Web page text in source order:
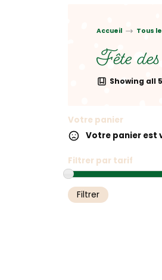
Accueil Tous
Fête
Showing all
Votre panier
Votre panier est
Filtrer par tarif
Filtrer